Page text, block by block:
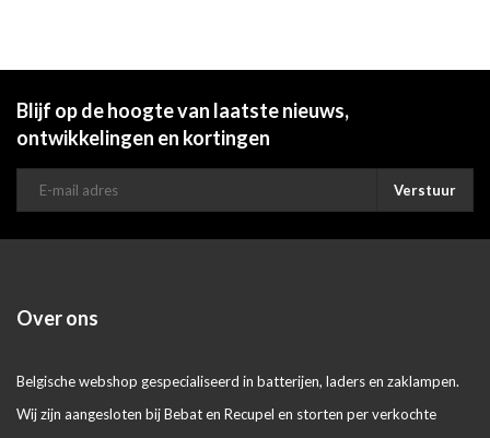
Blijf op de hoogte van laatste nieuws,
ontwikkelingen en kortingen
Verstuur
Over ons
Belgische webshop gespecialiseerd in batterijen, laders en zaklampen.
Wij zijn aangesloten bij Bebat en Recupel en storten per verkochte